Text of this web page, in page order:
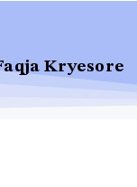
Kryesore